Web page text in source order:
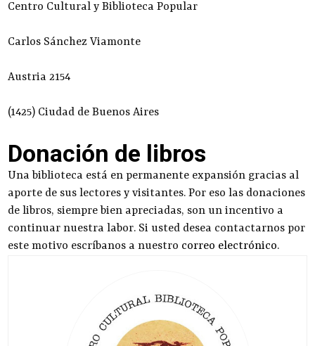
Centro Cultural y Biblioteca Popular
Carlos Sánchez Viamonte
Austria 2154
(1425) Ciudad de Buenos Aires
Donación de libros
Una biblioteca está en permanente expansión gracias al
aporte de sus lectores y visitantes. Por eso las donaciones
de libros, siempre bien apreciadas, son un incentivo a
continuar nuestra labor. Si usted desea contactarnos por
este motivo escríbanos a nuestro correo electrónico.